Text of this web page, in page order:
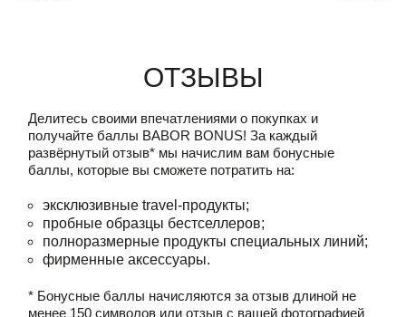
Отзывы
Делитесь своими впечатлениями о покупках и
получайте баллы BABOR BONUS! За каждый
развёрнутый отзыв* мы начислим вам бонусные
баллы, которые вы сможете потратить на:
эксклюзивные travel-продукты;
пробные образцы бестселлеров;
полноразмерные продукты специальных линий;
фирменные аксессуары.
* Бонусные баллы начисляются за отзыв длиной не
менее 150 символов или отзыв с вашей фотографией